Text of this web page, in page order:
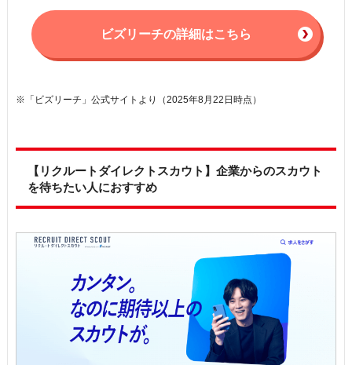
ビズリーチの詳細はこちら
※「ビズリーチ」公式サイトより（2025年8月22日時点）
【リクルートダイレクトスカウト】企業からのスカウト
を待ちたい人におすすめ